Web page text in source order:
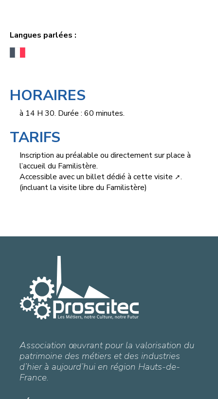
Langues parlées :
HORAIRES
à 14 H 30. Durée : 60 minutes.
TARIFS
Inscription au préalable ou directement sur place à
l’accueil du Familistère.
Accessible avec un billet dédié à cette visite
.
(incluant la visite libre du Familistère)
Association œuvrant pour la valorisation du
patrimoine des métiers et des industries
d’hier à aujourd’hui en région Hauts-de-
France.